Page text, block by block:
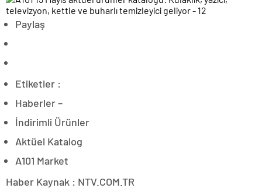
Paylaş
Etiketler :
Haberler –
İndirimli Ürünler
Aktüel Katalog
A101 Market
Haber Kaynak : NTV.COM.TR